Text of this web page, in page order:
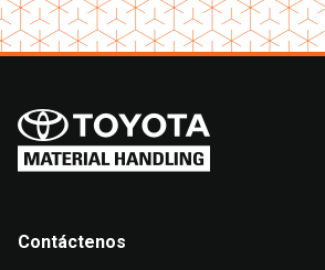
Contáctenos